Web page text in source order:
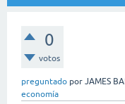
0
votos
preguntado por JAMES
economía